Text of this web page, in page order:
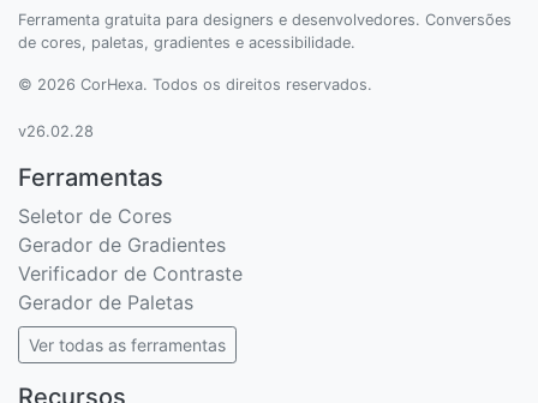
Ferramenta gratuita para designers e desenvolvedores. Conversões
de cores, paletas, gradientes e acessibilidade.
© 2026 CorHexa. Todos os direitos reservados.
v26.02.28
Ferramentas
Seletor de Cores
Gerador de Gradientes
Verificador de Contraste
Gerador de Paletas
Ver todas as ferramentas
Recursos